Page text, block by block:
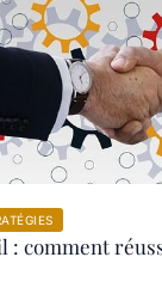
: comment